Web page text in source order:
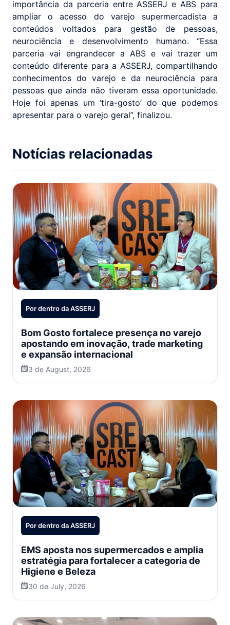
importância da parceria entre ASSERJ e ABS para
ampliar o acesso do varejo supermercadista a
conteúdos voltados para gestão de pessoas,
neurociência e desenvolvimento humano. “Essa
parceria vai engrandecer a ABS e vai trazer um
conteúdo diferente para a ASSERJ, compartilhando
conhecimentos do varejo e da neurociência para
pessoas que ainda não tiveram essa oportunidade.
Hoje foi apenas um ‘tira-gosto’ do que podemos
apresentar para o varejo geral”, finalizou.
Notícias relacionadas
Por dentro da ASSERJ
Bom Gosto fortalece presença no varejo
apostando em inovação, trade marketing
e expansão internacional
3 de August, 2026
Por dentro da ASSERJ
EMS aposta nos supermercados e amplia
estratégia para fortalecer a categoria de
Higiene e Beleza
30 de July, 2026